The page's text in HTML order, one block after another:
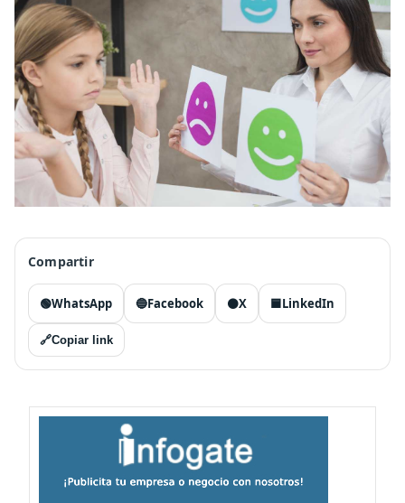
Compartir
🟢WhatsApp 🔵Facebook ⚫X 🟦LinkedIn
🔗Copiar link